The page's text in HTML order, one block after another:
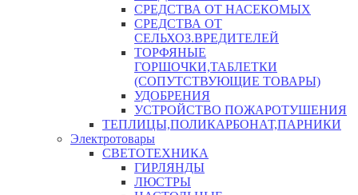
СРЕДСТВА ОТ НАСЕКОМЫХ
СРЕДСТВА ОТ
СЕЛЬХОЗ.ВРЕДИТЕЛЕЙ
ТОРФЯНЫЕ
ГОРШОЧКИ,ТАБЛЕТКИ
(СОПУТСТВУЮЩИЕ ТОВАРЫ)
УДОБРЕНИЯ
УСТРОЙСТВО ПОЖАРОТУШЕНИЯ
ТЕПЛИЦЫ,ПОЛИКАРБОНАТ,ПАРНИКИ
Электротовары
СВЕТОТЕХНИКА
ГИРЛЯНДЫ
ЛЮСТРЫ